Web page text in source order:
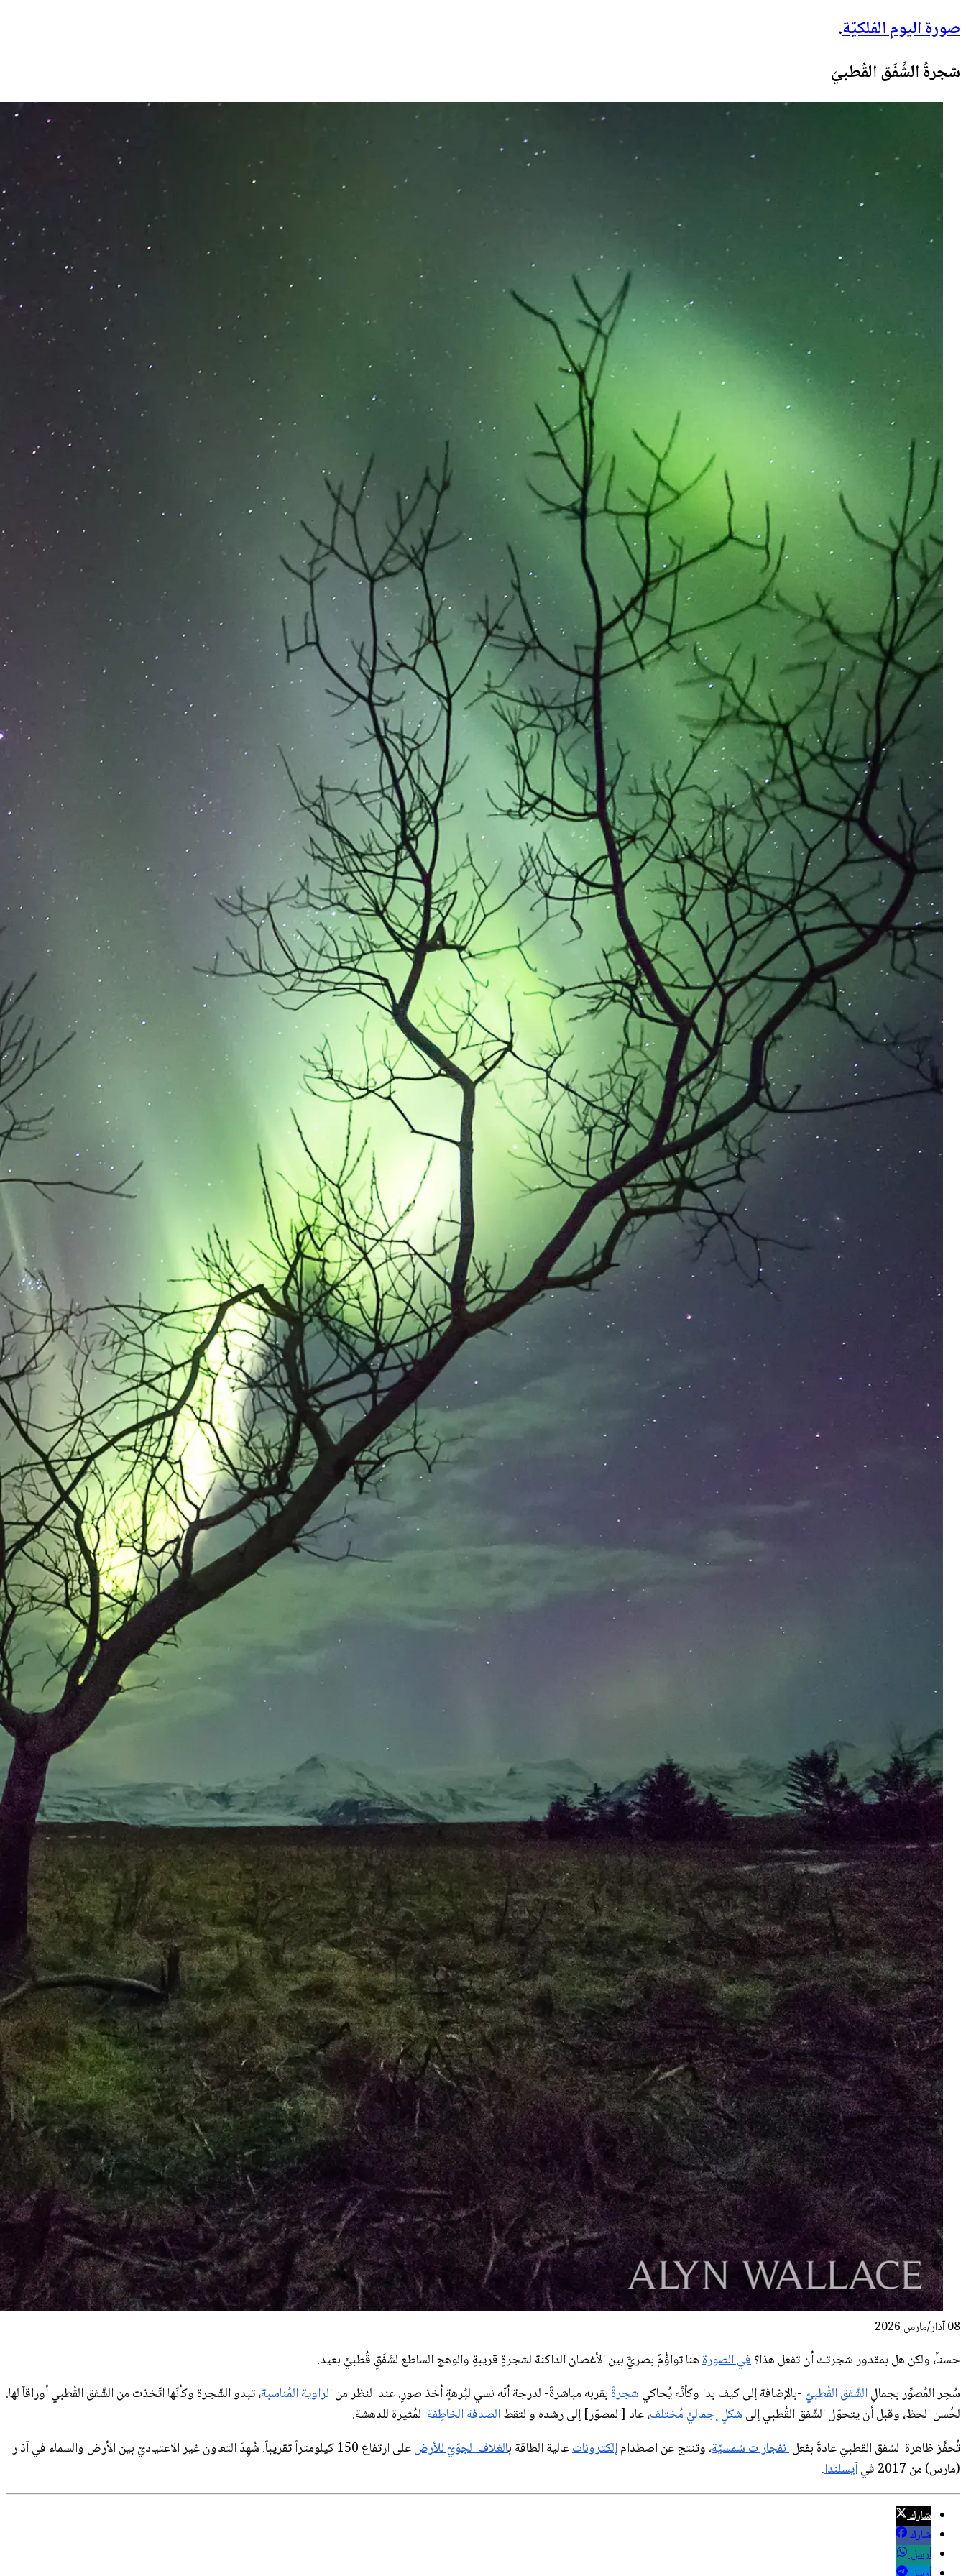
صورة اليوم الفلكيّة.
شجرةُ الشَّفَق القُطبيّ
08 آذار/مارس 2026
حسناً، ولكن هل بمقدور شجرتك أن تفعل هذا؟في الصورةهنا تواؤُمٌ بصريٌّ بين الأغصان الداكنة لشجرةٍ قريبةٍ والوهج الساطع لشَفَقٍ قُطبيٍّ بعيد.
سُحِر المُصوِّر بجمالِالشَّفَق القُطبيّ -بالإضافة إلى كيف بدا وكأنَّه يُحاكيشجرةًبقربه مباشرةً- لدرجة أنّه نسي لبُرهةٍ أخذ صورٍ. عند النظر منالزاوية المُناسبة، تبدو الشّجرة وكأنّها اتّخذت من الشَّفق القُطبي أوراقاً لها.
لحُسن الحظ، وقبل أن يتحوّل الشَّفق القُطبي إلىشكلٍإجماليٍّمُختلف، عاد [المصوّر] إلى رشده والتقطالصدفة الخاطِفةالمُثيرة للدهشة.
تُحفَّز ظاهرة الشفق القطبيّ عادةً بفعلانفجارات شمسيّة، وتنتج عن اصطدامإلكتروناتعالية الطاقة بالغلاف الجوّيّ للأرض
على ارتفاع 150 كيلومتراً تقريباً. شُهِدَ التعاون غير الاعتياديّ بين الأرض والسماء في آذار
(مارس) من 2017 في
آيسلندا.
شارك
شارك
أرسل